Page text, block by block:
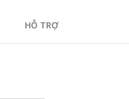
HỖ TRỢ